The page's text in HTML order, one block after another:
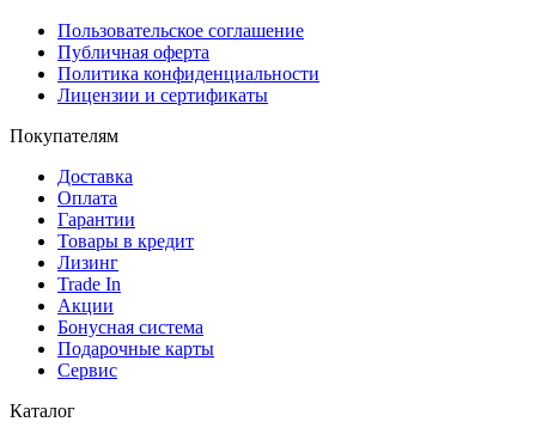
Пользовательское соглашение
Публичная оферта
Политика конфиденциальности
Лицензии и сертификаты
Покупателям
Доставка
Оплата
Гарантии
Товары в кредит
Лизинг
Trade In
Акции
Бонусная система
Подарочные карты
Сервис
Каталог